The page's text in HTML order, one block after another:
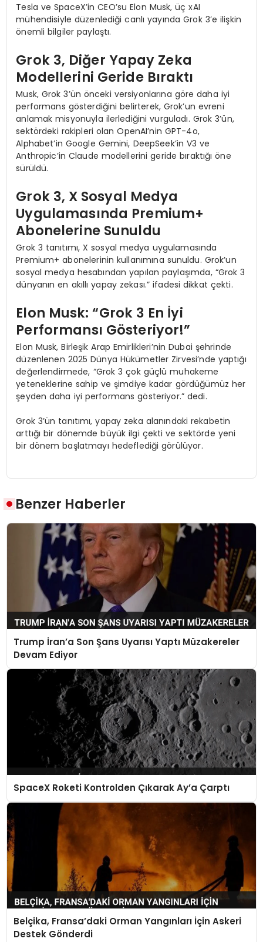
Tesla ve SpaceX’in CEO’su Elon Musk, üç xAI
mühendisiyle düzenlediği canlı yayında Grok 3’e ilişkin
önemli bilgiler paylaştı.
Grok 3, Diğer Yapay Zeka
Modellerini Geride Bıraktı
Musk, Grok 3’ün önceki versiyonlarına göre daha iyi
performans gösterdiğini belirterek, Grok’un evreni
anlamak misyonuyla ilerlediğini vurguladı. Grok 3’ün,
sektördeki rakipleri olan OpenAI’nin GPT-4o,
Alphabet’in Google Gemini, DeepSeek’in V3 ve
Anthropic’in Claude modellerini geride bıraktığı öne
sürüldü.
Grok 3, X Sosyal Medya
Uygulamasında Premium+
Abonelerine Sunuldu
Grok 3 tanıtımı, X sosyal medya uygulamasında
Premium+ abonelerinin kullanımına sunuldu. Grok’un
sosyal medya hesabından yapılan paylaşımda, “Grok 3
dünyanın en akıllı yapay zekası.” ifadesi dikkat çekti.
Elon Musk: “Grok 3 En İyi
Performansı Gösteriyor!”
Elon Musk, Birleşik Arap Emirlikleri’nin Dubai şehrinde
düzenlenen 2025 Dünya Hükümetler Zirvesi’nde yaptığı
değerlendirmede, “Grok 3 çok güçlü muhakeme
yeteneklerine sahip ve şimdiye kadar gördüğümüz her
şeyden daha iyi performans gösteriyor.” dedi.
Grok 3’ün tanıtımı, yapay zeka alanındaki rekabetin
arttığı bir dönemde büyük ilgi çekti ve sektörde yeni
bir dönem başlatmayı hedeflediği görülüyor.
Benzer Haberler
Trump İran’a Son Şans Uyarısı Yaptı Müzakereler
Devam Ediyor
SpaceX Roketi Kontrolden Çıkarak Ay’a Çarptı
Belçika, Fransa’daki Orman Yangınları İçin Askeri
Destek Gönderdi